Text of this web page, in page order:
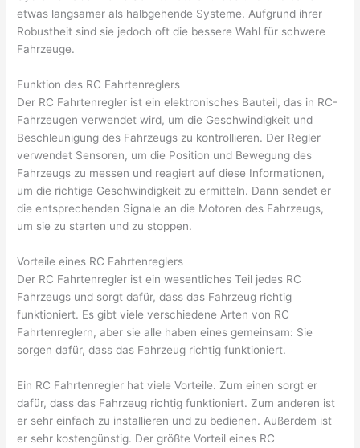
etwas langsamer als halbgehende Systeme. Aufgrund ihrer
Robustheit sind sie jedoch oft die bessere Wahl für schwere
Fahrzeuge.
Funktion des RC Fahrtenreglers
Der RC Fahrtenregler ist ein elektronisches Bauteil, das in RC-
Fahrzeugen verwendet wird, um die Geschwindigkeit und
Beschleunigung des Fahrzeugs zu kontrollieren. Der Regler
verwendet Sensoren, um die Position und Bewegung des
Fahrzeugs zu messen und reagiert auf diese Informationen,
um die richtige Geschwindigkeit zu ermitteln. Dann sendet er
die entsprechenden Signale an die Motoren des Fahrzeugs,
um sie zu starten und zu stoppen.
Vorteile eines RC Fahrtenreglers
Der RC Fahrtenregler ist ein wesentliches Teil jedes RC
Fahrzeugs und sorgt dafür, dass das Fahrzeug richtig
funktioniert. Es gibt viele verschiedene Arten von RC
Fahrtenreglern, aber sie alle haben eines gemeinsam: Sie
sorgen dafür, dass das Fahrzeug richtig funktioniert.
Ein RC Fahrtenregler hat viele Vorteile. Zum einen sorgt er
dafür, dass das Fahrzeug richtig funktioniert. Zum anderen ist
er sehr einfach zu installieren und zu bedienen. Außerdem ist
er sehr kostengünstig. Der größte Vorteil eines RC